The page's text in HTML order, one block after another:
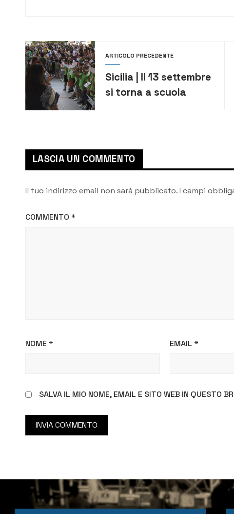
ARTICOLO PRECEDENTE
Sicilia | Il 13 settembre
si torna a scuola
LASCIA UN COMMENTO
Il tuo indirizzo email non sarà pubblicato.I campi
COMMENTO *
NOME * EMAIL *
SALVA IL MIO NOME, EMAIL E SITO WEB IN QUESTO